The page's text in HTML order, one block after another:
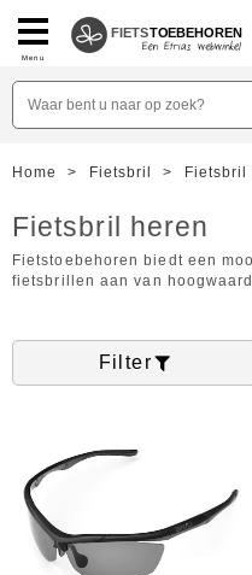
Menu
FIETSTOEBEHOREN
Home > Fietsbril > Fietsbril
Fietsbril heren
Fietstoebehoren biedt een
fietsbrillen aan van
verschillende monturen zoals
montuur of pilotenmontuur.
verschillende categoriën
Filter